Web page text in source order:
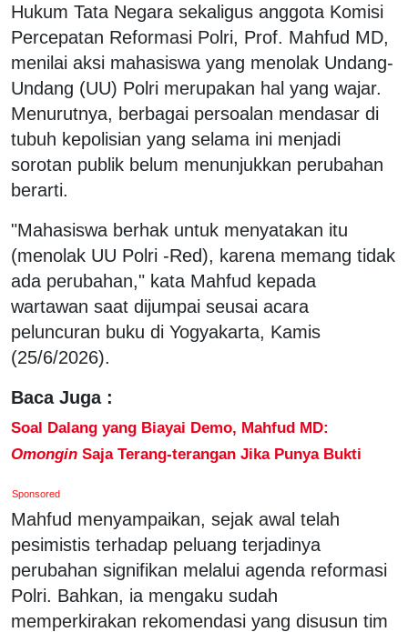
Hukum Tata Negara sekaligus anggota Komisi
Percepatan Reformasi Polri, Prof. Mahfud MD,
menilai aksi mahasiswa yang menolak Undang-
Undang (UU) Polri merupakan hal yang wajar.
Menurutnya, berbagai persoalan mendasar di
tubuh kepolisian yang selama ini menjadi
sorotan publik belum menunjukkan perubahan
berarti.
"Mahasiswa berhak untuk menyatakan itu
(menolak UU Polri -Red), karena memang tidak
ada perubahan," kata Mahfud kepada
wartawan saat dijumpai seusai acara
peluncuran buku di Yogyakarta, Kamis
(25/6/2026).
Baca Juga :
Soal Dalang yang Biayai Demo, Mahfud MD:
Omongin Saja Terang-terangan Jika Punya Bukti
Sponsored
Mahfud menyampaikan, sejak awal telah
pesimistis terhadap peluang terjadinya
perubahan signifikan melalui agenda reformasi
Polri. Bahkan, ia mengaku sudah
memperkirakan rekomendasi yang disusun tim